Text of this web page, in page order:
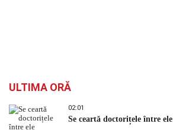
ULTIMA ORĂ
02:01
Se ceartă doctorițele între ele